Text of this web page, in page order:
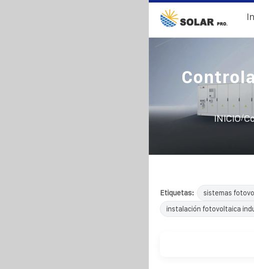
INICIO/
Etiquetas: sistemas
instalación fotovoltaica